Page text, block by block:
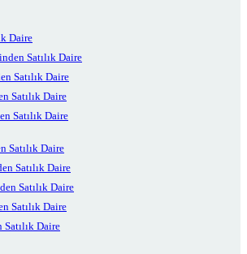
Daire
Satılık Daire
Satılık Daire
Satılık Daire
Satılık Daire
Satılık Daire
Satılık Daire
Satılık Daire
Satılık Daire
Daire